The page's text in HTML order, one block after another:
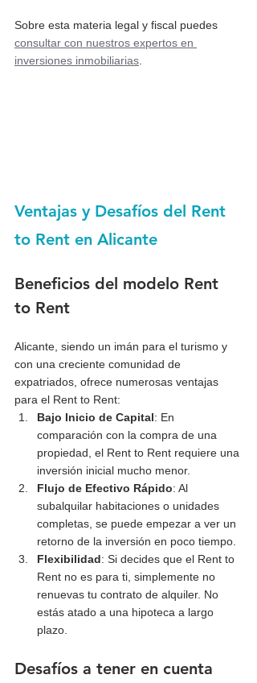
Sobre esta materia legal y fiscal puedes
consultar con nuestros expertos en
inversiones inmobiliarias
Ventajas y Desafíos del Rent
to Rent en Alicante
Beneficios del modelo Rent
to Rent
Alicante, siendo un imán para el turismo y
con una creciente comunidad de
expatriados, ofrece numerosas ventajas
para el Rent to Rent:
Bajo Inicio de Capital: En
comparación con la compra de una
propiedad, el Rent to Rent requiere una
inversión inicial mucho menor.
Flujo de Efectivo Rápido: Al
subalquilar habitaciones o unidades
completas, se puede empezar a ver un
retorno de la inversión en poco tiempo.
Flexibilidad: Si decides que el Rent to
Rent no es para ti, simplemente no
renuevas tu contrato de alquiler. No
estás atado a una hipoteca a largo
plazo.
Desafíos a tener en cuenta